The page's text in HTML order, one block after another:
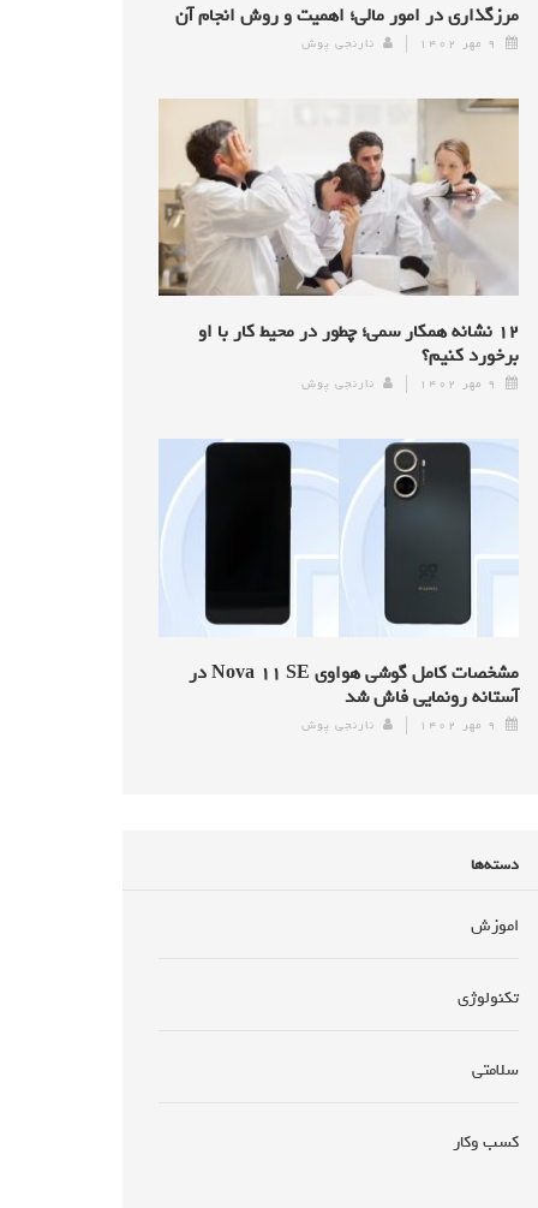
مرزگذاری در امور مالی؛ اهمیت و روش انجام آن
۹ مهر ۱۴۰۲ نارنجی پوش
۱۲ نشانه همکار سمی؛ چطور در محیط کار با او
برخورد کنیم؟
۹ مهر ۱۴۰۲ نارنجی پوش
مشخصات کامل گوشی هواوی Nova ۱۱ SE در
آستانه رونمایی فاش شد
۹ مهر ۱۴۰۲ نارنجی پوش
دسته‌ها
اموزش
تکنولوژی
سلامتی
کسب وکار